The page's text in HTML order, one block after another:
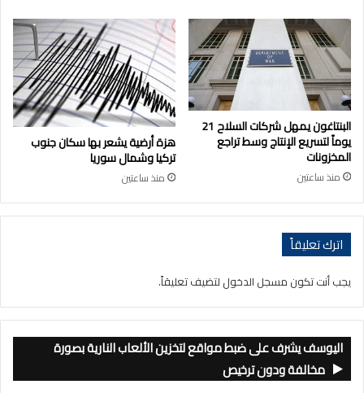
البنتاغون يمهل شركات السلاح 21
يوماً لتسريع الإنتاج وسط تراجع
المخزونات
منذ ساعتين
هزة أرضية يشعر بها سكان جنوب
تركيا وشمال سوريا
منذ ساعتين
اترك تعليقاً
يجب أنت تكون مسجل الدخول لتضيف تعليقاً.
اليوسف يشرف على ضبط مواقع لتخزين الألعاب النارية بصورة
مخالفة ودون ترخيص